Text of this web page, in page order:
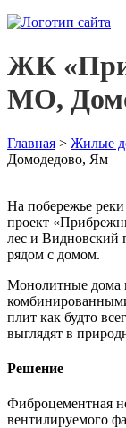
ЖК
МО,
Главная > Жилые
Домодедово, Ям
На побережье
проект
лес и Видновский
рядом с домом.
Монолитные дома
плит как будто
выглядят в
Решение
Фиброцементная
вентилируемого